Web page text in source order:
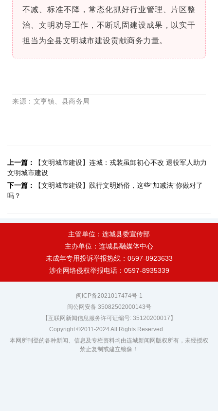
不减、标准不降，常态化抓好行业管理、片区整
治、文明劝导工作，不断巩固建设成果，以实干
担当为全县文明城市建设贡献商务力量。
来源 ：文亨镇、县商务局
上一篇：
【文明城市建设】连城：戎装虽卸初心不改 退役军人助力
文明城市建设
下一篇：
【文明城市建设】践行文明婚俗，这些“加减法”你做对了
吗？
主管单位：连城县委宣传部
主办单位：连城县融媒体中心
未成年专用投诉举报热线：0597-8923633
涉企网络侵权举报电话：0597-8935339
闽ICP备2021017474号-1
闽公网安备 35082502000143号
【互联网新闻信息服务许可证编号: 35120200017】
Copyright ©2011-2024 All Rights Reserved
本网所刊登的各种新闻、信息及专栏资料均由连城新闻网版权所有，未经授权
禁止复制或建立镜像！